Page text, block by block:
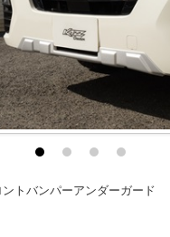
トバンパーアンダーガード